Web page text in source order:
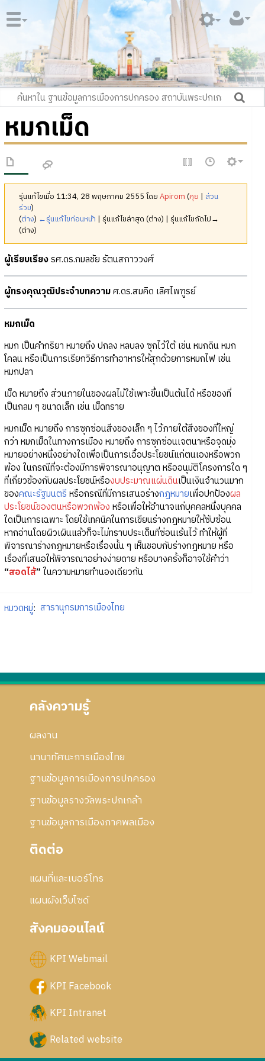
หมกเม็ด
รุ่นแก้ไขเมื่อ 11:34, 28 พฤษภาคม 2555 โดยApirom (คุย | ส่วน
ร่วม)
(ต่าง) ←รุ่นแก้ไขก่อนหน้า | รุ่นแก้ไขล่าสุด (ต่าง) | รุ่นแก้ไขถัดไป→
(ต่าง)
ผู้เรียบเรียงรศ.ดร.กมลชัย รัตนสกาววงศ์
ผู้ทรงคุณวุฒิประจำบทความศ.ดร.สมคิด เลิศไพฑูรย์
หมกเม็ด
หมก เป็นคำกริยา หมายถึง ปกลง หลบลง ซุกไว้ใต้ เช่น หมกดิน หมก
โคลน หรือเป็นการเรียกวิธีการทำอาหารให้สุกด้วยการหมกไฟ เช่น
หมกปลา
เม็ด หมายถึง ส่วนภายในของผลไม้ใช้เพาะขึ้นเป็นต้นได้ หรือของที่
เป็นกลม ๆ ขนาดเล็ก เช่น เม็ดทราย
หมกเม็ด หมายถึง การซุกซ่อนสิ่งของเล็ก ๆ ไว้ภายใต้สิ่งของที่ใหญ่
กว่า หมกเม็ดในทางการเมือง หมายถึง การซุกซ่อนเจตนาหรือจุดมุ่ง
หมายอย่างหนึ่งอย่างใดเพื่อเป็นการเอื้อประโยชน์แก่ตนเองหรือพวก
พ้อง ในกรณีที่จะต้องมีการพิจารณาอนุญาต หรืออนุมัติโครงการใด ๆ
ที่เกี่ยวข้องกับผลประโยชน์หรืองบประมาณแผ่นดินเป็นเงินจำนวนมาก
ของคณะรัฐมนตรี หรือกรณีที่มีการเสนอร่างกฎหมายเพื่อปกป้องผล
ประโยชน์ของตนหรือพวกพ้อง หรือเพื่อให้อำนาจแก่บุคคลหนึ่งบุคคล
ใดเป็นการเฉพาะ โดยใช้เทคนิคในการเขียนร่างกฎหมายให้ซับซ้อน
หากอ่านโดยผิวเผินแล้วก็จะไม่ทราบประเด็นที่ซ่อนเร้นไว้ ทำให้ผู้ที่
พิจารณาร่างกฎหมายหรือเรื่องนั้น ๆ เห็นชอบกับร่างกฎหมาย หรือ
เรื่องที่เสนอให้พิจารณาอย่างง่ายดาย หรือบางครั้งก็อาจใช้คำว่า
“สอดไส้” ในความหมายทำนองเดียวกัน
หมวดหมู่: สารานุกรมการเมืองไทย
คลังความรู้
ผลงาน
นานาทัศนะการเมืองไทย
ฐานข้อมูลการเมืองการปกครอง
ฐานข้อมูลรางวัลพระปกเกล้า
ฐานข้อมูลการเมืองภาคพลเมือง
ติดต่อ
แผนที่และเบอร์โทร
แผนผังเว็บไซด์
สังคมออนไลน์
KPI Webmail
KPI Facebook
KPI Intranet
Related website